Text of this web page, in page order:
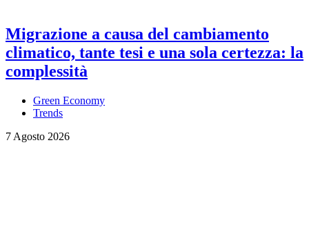
Migrazione a causa del cambiamento
climatico, tante tesi e una sola certezza: la
complessità
Green Economy
Trends
7 Agosto 2026